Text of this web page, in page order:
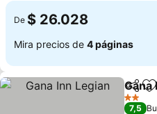
De $ 26.028
Mira precios de 4 páginas
Gana
2
7,5